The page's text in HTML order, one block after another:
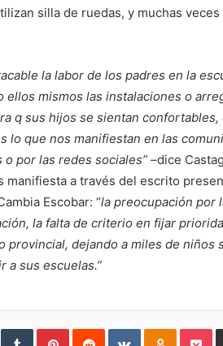
silla de ruedas, y muchas
la labor de los padres en la
ellos mismos las instalaciones o
q sus hijos se sientan confortables,
lo que nos manifiestan en las
o por las redes sociales” –dice
manifiesta a través del escrito
Escobar: “la preocupación por
la falta de criterio en fijar
provincial, dejando a miles de niños
a sus escuelas.”
TumblrPinterestReddit VKontakte